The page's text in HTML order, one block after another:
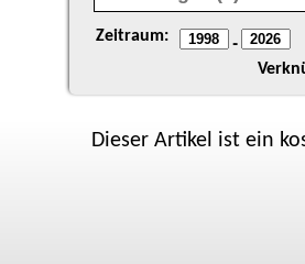
Zeitraum: -
Dieser Artikel ist ein